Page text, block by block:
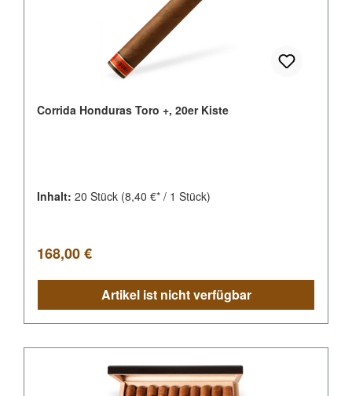
Corrida Honduras Toro +, 20er Kiste
Inhalt: 20 Stück (8,40 €* / 1 Stück)
Regulärer Preis:
168,00 €
Artikel ist nicht verfügbar